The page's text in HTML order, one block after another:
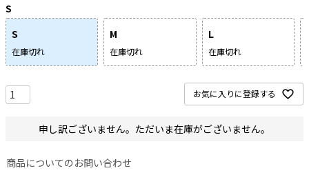
S
S
在庫切れ
M
在庫切れ
L
在庫切れ
お気に入りに登録する
申し訳ございません。ただいま在庫がございません。
商品についてのお問い合わせ